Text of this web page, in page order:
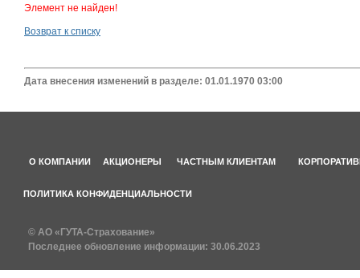
Элемент не найден!
Возврат к списку
Дата внесения изменений в разделе: 01.01.1970 03:00
О КОМПАНИИ АКЦИОНЕРЫ ЧАСТНЫМ КЛИЕНТАМ
ПОЛИТИКА КОНФИДЕНЦИАЛЬНОСТИ
© АО «ГУТА-Страхование»
Последнее обновление информации: 30.06.2023